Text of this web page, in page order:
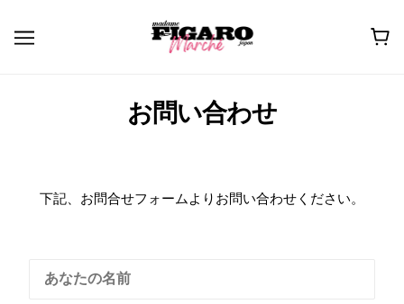
お問い合わせ
下記、お問合せフォームよりお問い合わせください。